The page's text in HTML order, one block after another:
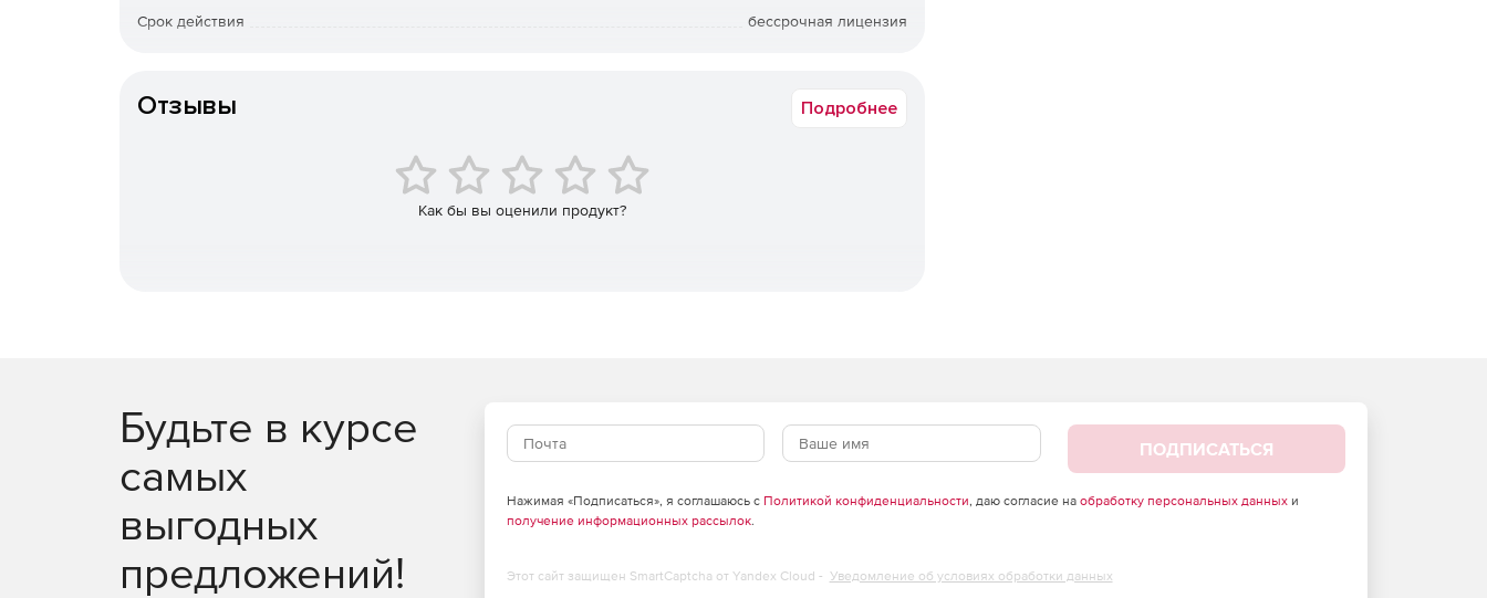
Срок действия бессрочная лицензия
Отзывы Подробнее
Как бы вы оценили продукт?
Будьте в курсе
самых
выгодных
предложений!
ПОДПИСАТЬСЯ
Нажимая «Подписаться», я соглашаюсь с Политикой конфиденциальности, даю согласие на обработку персональных данныхи
получение информационных рассылок.
Этот сайт защищен SmartCaptcha от Yandex Cloud - Уведомление об условиях обработки данных